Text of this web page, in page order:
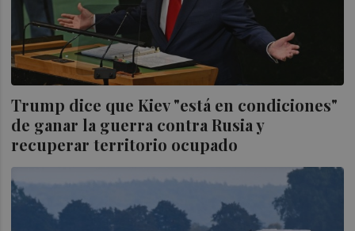
Trump dice que Kiev "está en condiciones"
de ganar la guerra contra Rusia y
recuperar territorio ocupado